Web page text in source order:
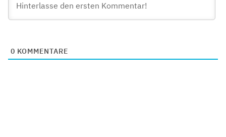
0 KOMMENTARE